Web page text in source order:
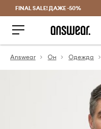
FINAL SALE! ДАЖЕ -50%
Answear Он Одежда